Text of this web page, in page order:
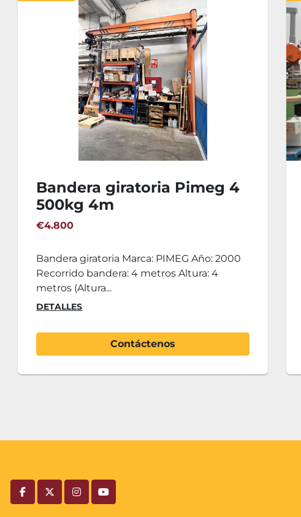
Bandera giratoria Pimeg 4
500kg 4m
€4.800
Bandera giratoria Marca: PIMEG Año: 2000
Recorrido bandera: 4 metros Altura: 4
metros (Altura...
DETALLES
Contáctenos
facebooktwitterinstagramyoutube